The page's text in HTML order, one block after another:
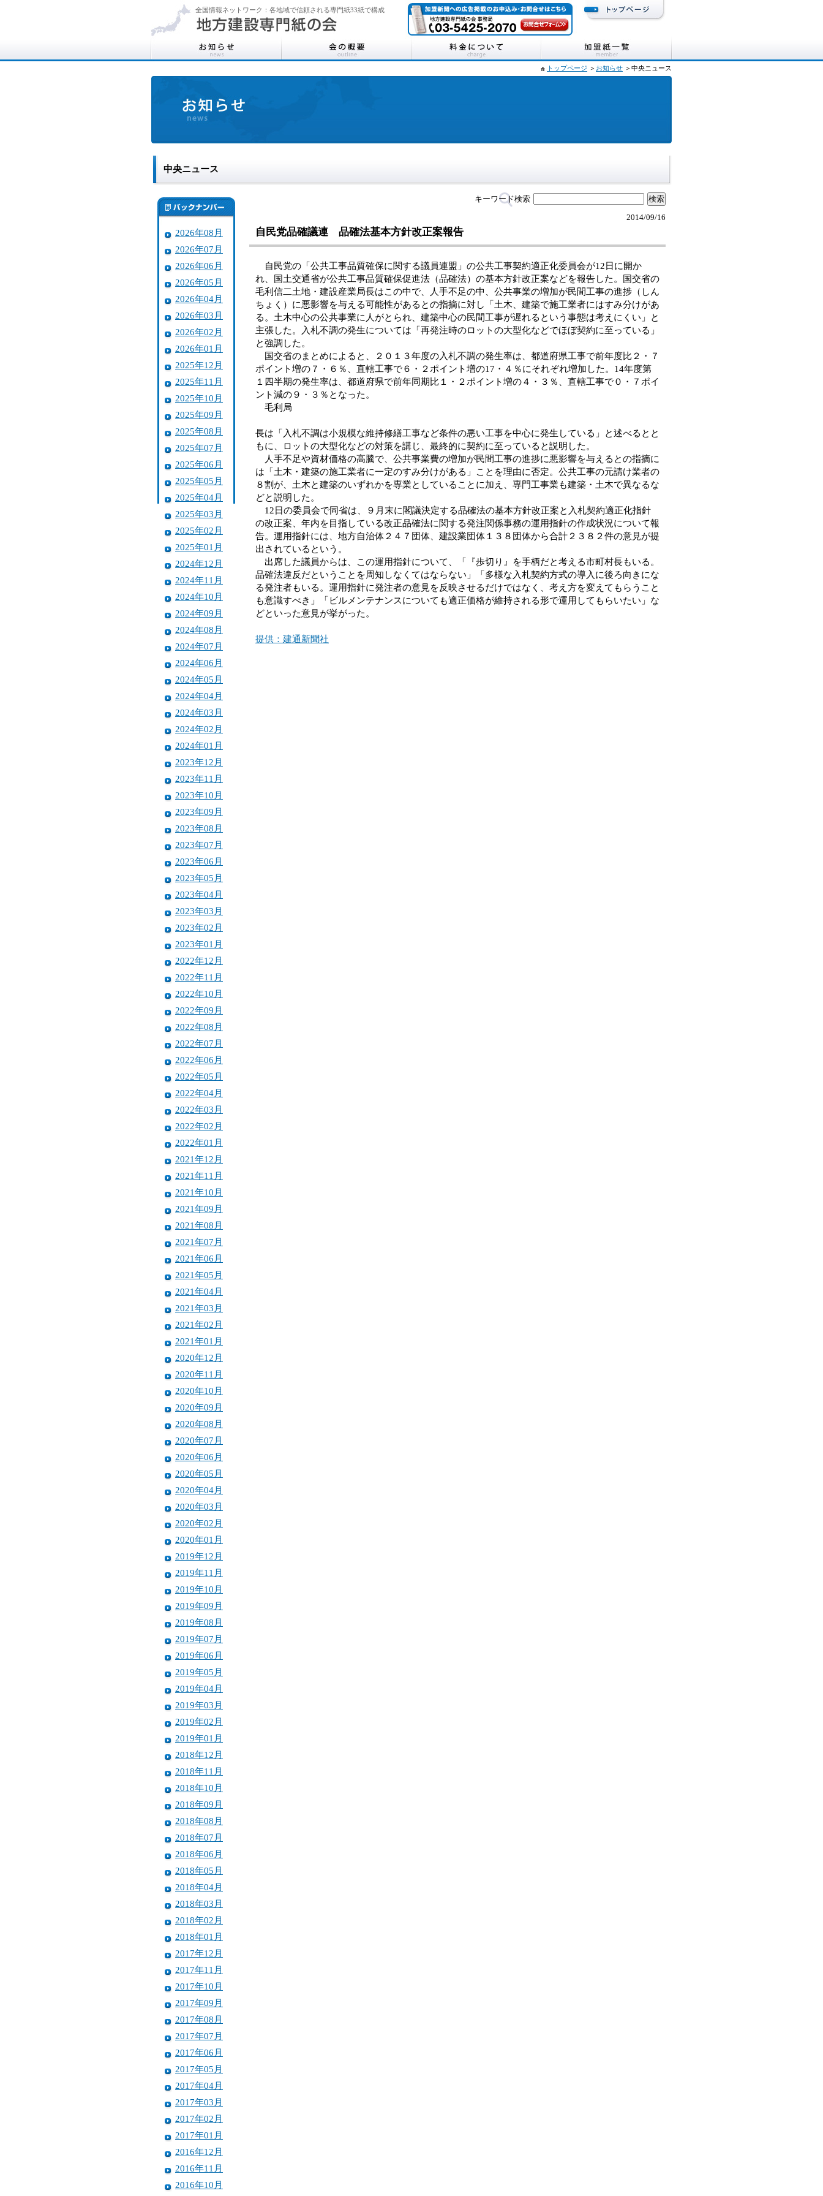
全国情報ネットワーク：各地域で信頼される専門紙33紙で構成
トップページ ＞ お知らせ ＞中央ニュース
中央ニュース
2026年08月
2026年07月
2026年06月
2026年05月
2026年04月
2026年03月
2026年02月
2026年01月
2025年12月
2025年11月
2025年10月
2025年09月
2025年08月
2025年07月
2025年06月
2025年05月
2025年04月
2025年03月
2025年02月
2025年01月
2024年12月
2024年11月
2024年10月
2024年09月
2024年08月
2024年07月
2024年06月
2024年05月
2024年04月
2024年03月
2024年02月
2024年01月
2023年12月
2023年11月
2023年10月
2023年09月
2023年08月
2023年07月
2023年06月
2023年05月
2023年04月
2023年03月
2023年02月
2023年01月
2022年12月
2022年11月
2022年10月
2022年09月
2022年08月
2022年07月
2022年06月
2022年05月
2022年04月
2022年03月
2022年02月
2022年01月
2021年12月
2021年11月
2021年10月
2021年09月
2021年08月
2021年07月
2021年06月
2021年05月
2021年04月
2021年03月
2021年02月
2021年01月
2020年12月
2020年11月
2020年10月
2020年09月
2020年08月
2020年07月
2020年06月
2020年05月
2020年04月
2020年03月
2020年02月
2020年01月
2019年12月
2019年11月
2019年10月
2019年09月
2019年08月
2019年07月
2019年06月
2019年05月
2019年04月
2019年03月
2019年02月
2019年01月
2018年12月
2018年11月
2018年10月
2018年09月
2018年08月
2018年07月
2018年06月
2018年05月
2018年04月
2018年03月
2018年02月
2018年01月
2017年12月
2017年11月
2017年10月
2017年09月
2017年08月
2017年07月
2017年06月
2017年05月
2017年04月
2017年03月
2017年02月
2017年01月
2016年12月
2016年11月
2016年10月
キーワード検索
2014/09/16
自民党品確議連 品確法基本方針改正案報告
自民党の「公共工事品質確保に関する議員連盟」の公共工事契約適正化委員会が12日に開か
れ、国土交通省が公共工事品質確保促進法（品確法）の基本方針改正案などを報告した。国交省の
毛利信二土地・建設産業局長はこの中で、人手不足の中、公共事業の増加が民間工事の進捗（しん
ちょく）に悪影響を与える可能性があるとの指摘に対し「土木、建築で施工業者にはすみ分けがあ
る。土木中心の公共事業に人がとられ、建築中心の民間工事が遅れるという事態は考えにくい」と
主張した。入札不調の発生については「再発注時のロットの大型化などでほぼ契約に至っている」
と強調した。
国交省のまとめによると、２０１３年度の入札不調の発生率は、都道府県工事で前年度比２・７
ポイント増の７・６％、直轄工事で６・２ポイント増の17・４％にそれぞれ増加した。14年度第
１四半期の発生率は、都道府県で前年同期比１・２ポイント増の４・３％、直轄工事で０・７ポイ
ント減の９・３％となった。
毛利局
長は「入札不調は小規模な維持修繕工事など条件の悪い工事を中心に発生している」と述べるとと
もに、ロットの大型化などの対策を講じ、最終的に契約に至っていると説明した。
人手不足や資材価格の高騰で、公共事業費の増加が民間工事の進捗に悪影響を与えるとの指摘に
は「土木・建築の施工業者に一定のすみ分けがある」ことを理由に否定。公共工事の元請け業者の
８割が、土木と建築のいずれかを専業としていることに加え、専門工事業も建築・土木で異なるな
どと説明した。
12日の委員会で同省は、９月末に閣議決定する品確法の基本方針改正案と入札契約適正化指針
の改正案、年内を目指している改正品確法に関する発注関係事務の運用指針の作成状況について報
告。運用指針には、地方自治体２４７団体、建設業団体１３８団体から合計２３８２件の意見が提
出されているという。
出席した議員からは、この運用指針について、「『歩切り』を手柄だと考える市町村長もいる。
品確法違反だということを周知しなくてはならない」「多様な入札契約方式の導入に後ろ向きにな
る発注者もいる。運用指針に発注者の意見を反映させるだけではなく、考え方を変えてもらうこと
も意識すべき」「ビルメンテナンスについても適正価格が維持される形で運用してもらいたい」な
どといった意見が挙がった。
提供：建通新聞社